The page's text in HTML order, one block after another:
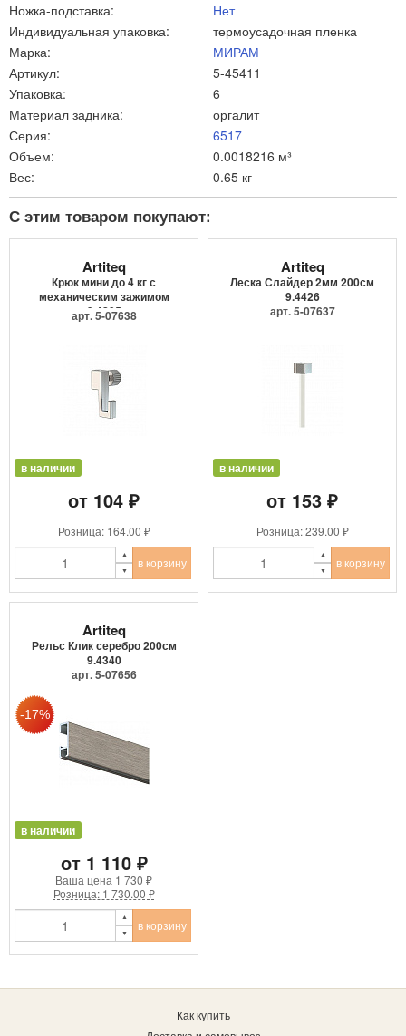
Ножка-подставка:
Нет
Индивидуальная упаковка:
термоусадочная пленка
Марка:
МИРАМ
Артикул:
5-45411
Упаковка:
6
Материал задника:
оргалит
Серия:
6517
Объем:
0.0018216 м³
Вес:
0.65 кг
С этим товаром покупают:
Artiteq
Крюк мини до 4 кг с
механическим зажимом
9.4205
арт. 5-07638
в наличии
от 104 ₽
Розница: 164.00 ₽
в корзину
Artiteq
Леска Слайдер 2мм 200см
9.4426
арт. 5-07637
в наличии
от 153 ₽
Розница: 239.00 ₽
в корзину
Artiteq
Рельс Клик серебро 200см
9.4340
арт. 5-07656
в наличии
от 1 110 ₽
Ваша цена 1 730 ₽
Розница: 1 730.00 ₽
в корзину
Как купить